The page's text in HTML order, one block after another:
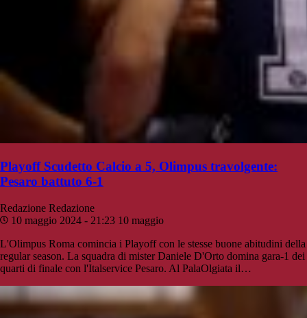
Playoff Scudetto Calcio a 5, Olimpus travolgente:
Pesaro battuto 6-1
Redazione Redazione
10 maggio 2024 - 21:23 10 maggio
L'Olimpus Roma comincia i Playoff con le stesse buone abitudini della
regular season. La squadra di mister Daniele D'Orto domina gara-1 dei
quarti di finale con l'Italservice Pesaro. Al PalaOlgiata il…